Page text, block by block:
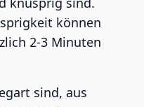
können
2-3 Minuten
sind, aus